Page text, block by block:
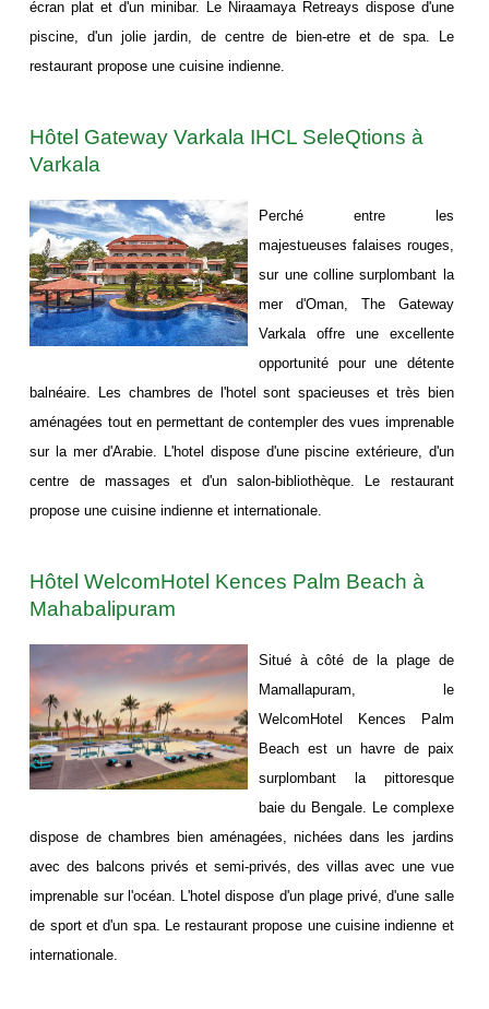
écran plat et d'un minibar. Le Niraamaya Retreays dispose d'une
piscine, d'un jolie jardin, de centre de bien-etre et de spa. Le
restaurant propose une cuisine indienne.
Hôtel Gateway Varkala IHCL SeleQtions à
Varkala
Perché entre les
majestueuses falaises rouges,
sur une colline surplombant la
mer d'Oman, The Gateway
Varkala offre une excellente
opportunité pour une détente
balnéaire. Les chambres de l'hotel sont spacieuses et très bien
aménagées tout en permettant de contempler des vues imprenable
sur la mer d'Arabie. L'hotel dispose d'une piscine extérieure, d'un
centre de massages et d'un salon-bibliothèque. Le restaurant
propose une cuisine indienne et internationale.
Hôtel WelcomHotel Kences Palm Beach à
Mahabalipuram
Situé à côté de la plage de
Mamallapuram, le
WelcomHotel Kences Palm
Beach est un havre de paix
surplombant la pittoresque
baie du Bengale. Le complexe
dispose de chambres bien aménagées, nichées dans les jardins
avec des balcons privés et semi-privés, des villas avec une vue
imprenable sur l'océan. L'hotel dispose d'un plage privé, d'une salle
de sport et d'un spa. Le restaurant propose une cuisine indienne et
internationale.